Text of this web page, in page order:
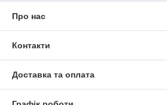
Про нас
Контакти
Доставка та оплата